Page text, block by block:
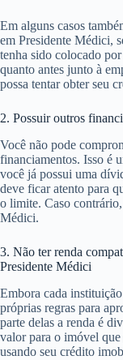
Em alguns casos
em Presidente Médici,
tenha sido colocado
quanto antes junto à
possa tentar obter seu
2. Possuir outros
Você não pode
financiamentos. Isso é
você já possui uma
deve ficar atento para
o limite. Caso
Médici.
3. Não ter renda
Presidente Médici
Embora cada
próprias regras para
parte delas a renda é
valor para o imóvel
usando seu crédito